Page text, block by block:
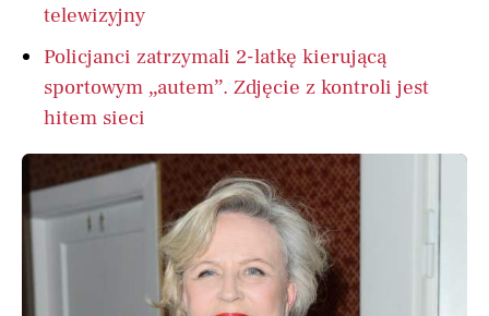
telewizyjny
Policjanci zatrzymali 2-latkę kierującą
sportowym „autem”. Zdjęcie z kontroli jest
hitem sieci